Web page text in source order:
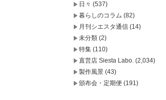
日々 (537)
暮らしのコラム (82)
月刊シエスタ通信 (14)
未分類 (2)
特集 (110)
直営店 Siesta Labo. (2,034)
製作風景 (43)
頒布会・定期便 (191)